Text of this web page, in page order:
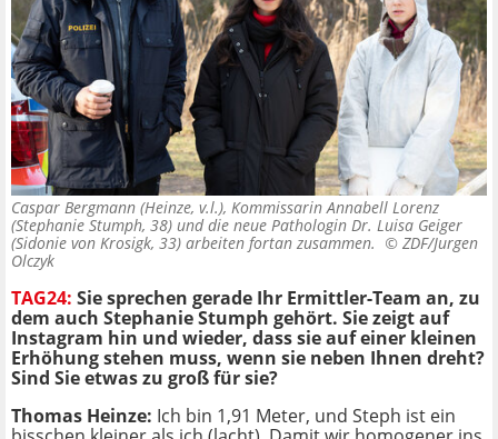
Caspar Bergmann (Heinze, v.l.), Kommissarin Annabell Lorenz
(Stephanie Stumph, 38) und die neue Pathologin Dr. Luisa Geiger
(Sidonie von Krosigk, 33) arbeiten fortan zusammen. © ZDF/Jurgen
Olczyk
TAG24: Sie sprechen gerade Ihr Ermittler-Team an, zu
dem auch Stephanie Stumph gehört. Sie zeigt auf
Instagram hin und wieder, dass sie auf einer kleinen
Erhöhung stehen muss, wenn sie neben Ihnen dreht?
Sind Sie etwas zu groß für sie?
Thomas Heinze: Ich bin 1,91 Meter, und Steph ist ein